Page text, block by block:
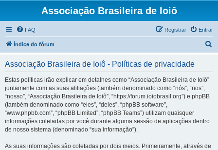
Associação Brasileira de Ioiô
FAQ Entrar
Registrar
Índice do fórum
Associação Brasileira de Ioiô - Políticas de privacidade
Estas políticas irão explicar em detalhes como “Associação Brasileira de Ioiô”
juntamente com as suas afiliações (também denominado como “nós”, “nos”,
“nosso”, “Associação Brasileira de Ioiô”, “https://forum.ioiobrasil.org”) e phpBB
(também denominado como “eles”, “deles”, “phpBB software”,
“www.phpbb.com”, “phpBB Limited”, “phpBB Teams”) utilizam quaisquer
informações coletadas por você durante alguma sessão de aplicações dentro
de nosso sistema (denominado “sua informação”).
As suas informações são coletadas por dois meios. Primeiramente, através de